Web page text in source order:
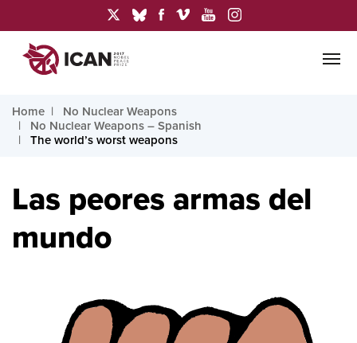
Home
No Nuclear Weapons
No Nuclear Weapons – Spanish
The world’s worst weapons
Las peores armas del
mundo